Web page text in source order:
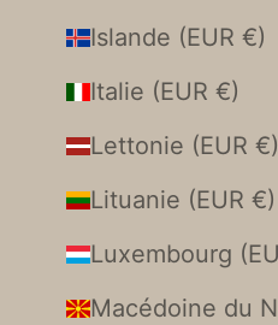
Islande (EUR €)
Italie (EUR €)
Lettonie (EUR €)
Lituanie (EUR €)